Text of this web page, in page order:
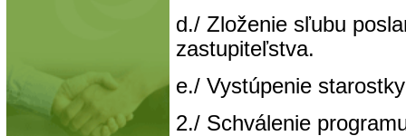
d./ Zloženie sľubu
zastupiteľstva.
e./ Vystúpenie
2./ Schválenie